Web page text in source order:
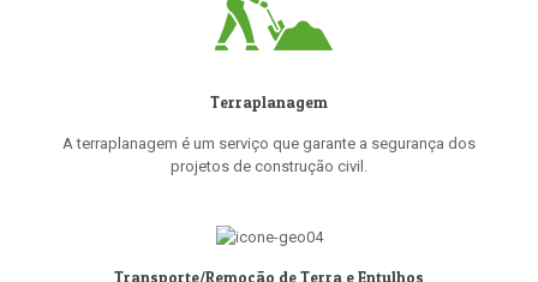
Terraplanagem
A terraplanagem é um serviço que garante a segurança dos
projetos de construção civil.
Transporte/Remoção de Terra e Entulhos